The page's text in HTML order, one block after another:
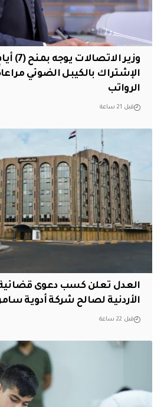
وزير
الإشتراك بالكيبل الضوئي
الرواتب
قبل 21 ساعة
العدل تعلن كسب دعوى قضائية
الأردنية لصالح شركة أدوية
قبل 22 ساعة